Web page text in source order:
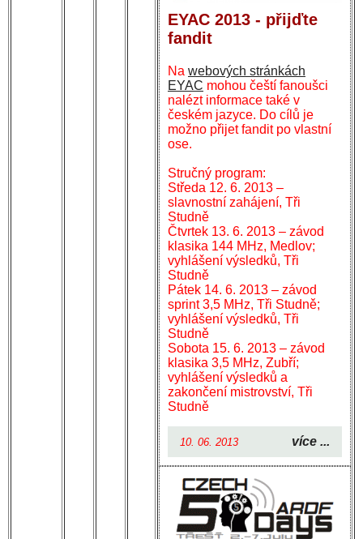
EYAC 2013 - přijďte
fandit
Na webových stránkách
EYAC mohou čeští fanoušci
nalézt informace také v
českém jazyce. Do cílů je
možno přijet fandit po vlastní
ose.
Stručný program:
Středa 12. 6. 2013 –
slavnostní zahájení, Tři
Studně
Čtvrtek 13. 6. 2013 – závod
klasika 144 MHz, Medlov;
vyhlášení výsledků, Tři
Studně
Pátek 14. 6. 2013 – závod
sprint 3,5 MHz, Tři Studně;
vyhlášení výsledků, Tři
Studně
Sobota 15. 6. 2013 – závod
klasika 3,5 MHz, Zubří;
vyhlášení výsledků a
zakončení mistrovství, Tři
Studně
10. 06. 2013 více ...